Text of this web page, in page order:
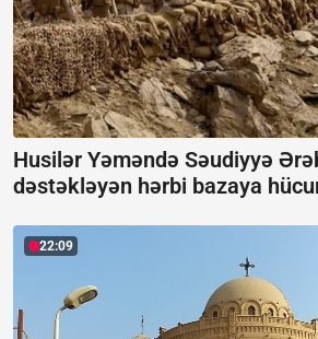
Husilər Yəməndə Səudiyyə
dəstəkləyən hərbi bazaya
22:09